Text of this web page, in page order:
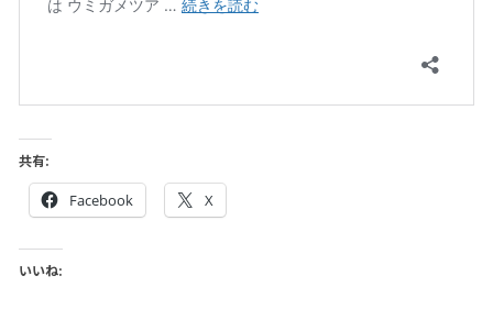
共有:
Facebook X
いいね: